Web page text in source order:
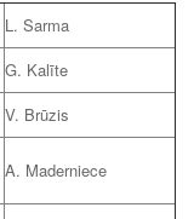
L. Sarma
G. Kalīte
V. Brūzis
A. Maderniece